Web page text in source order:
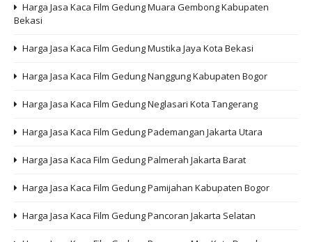
Harga Jasa Kaca Film Gedung Muara Gembong Kabupaten
Bekasi
Harga Jasa Kaca Film Gedung Mustika Jaya Kota Bekasi
Harga Jasa Kaca Film Gedung Nanggung Kabupaten Bogor
Harga Jasa Kaca Film Gedung Neglasari Kota Tangerang
Harga Jasa Kaca Film Gedung Pademangan Jakarta Utara
Harga Jasa Kaca Film Gedung Palmerah Jakarta Barat
Harga Jasa Kaca Film Gedung Pamijahan Kabupaten Bogor
Harga Jasa Kaca Film Gedung Pancoran Jakarta Selatan